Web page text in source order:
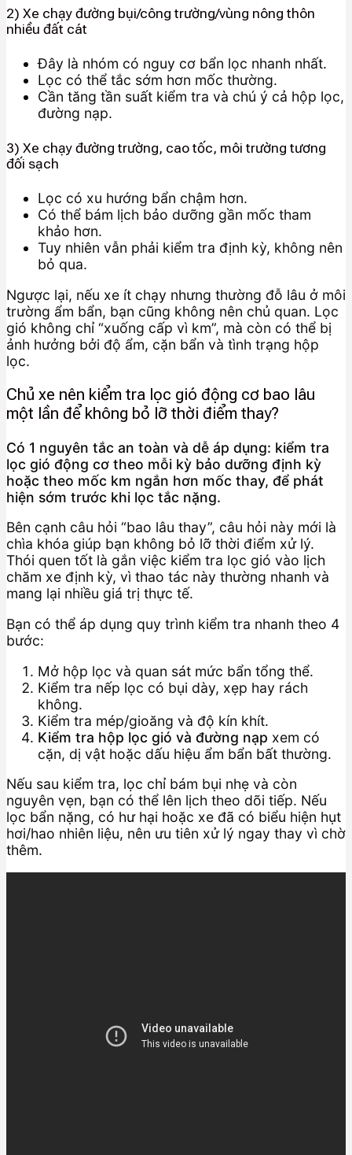
2) Xe chạy đường bụi/công trường/vùng nông thôn
nhiều đất cát
Đây là nhóm có nguy cơ bẩn lọc nhanh nhất.
Lọc có thể tắc sớm hơn mốc thường.
Cần tăng tần suất kiểm tra và chú ý cả hộp lọc,
đường nạp.
3) Xe chạy đường trường, cao tốc, môi trường tương
đối sạch
Lọc có xu hướng bẩn chậm hơn.
Có thể bám lịch bảo dưỡng gần mốc tham
khảo hơn.
Tuy nhiên vẫn phải kiểm tra định kỳ, không nên
bỏ qua.
Ngược lại, nếu xe ít chạy nhưng thường đỗ lâu ở môi
trường ẩm bẩn, bạn cũng không nên chủ quan. Lọc
gió không chỉ “xuống cấp vì km”, mà còn có thể bị
ảnh hưởng bởi độ ẩm, cặn bẩn và tình trạng hộp
lọc.
Chủ xe nên kiểm tra lọc gió động cơ bao lâu
một lần để không bỏ lỡ thời điểm thay?
Có 1 nguyên tắc an toàn và dễ áp dụng: kiểm tra
lọc gió động cơ theo mỗi kỳ bảo dưỡng định kỳ
hoặc theo mốc km ngắn hơn mốc thay, để phát
hiện sớm trước khi lọc tắc nặng.
Bên cạnh câu hỏi “bao lâu thay”, câu hỏi này mới là
chìa khóa giúp bạn không bỏ lỡ thời điểm xử lý.
Thói quen tốt là gắn việc kiểm tra lọc gió vào lịch
chăm xe định kỳ, vì thao tác này thường nhanh và
mang lại nhiều giá trị thực tế.
Bạn có thể áp dụng quy trình kiểm tra nhanh theo 4
bước:
Mở hộp lọc và quan sát mức bẩn tổng thể.
Kiểm tra nếp lọc có bụi dày, xẹp hay rách
không.
Kiểm tra mép/gioăng và độ kín khít.
Kiểm tra hộp lọc gió và đường nạp xem có
cặn, dị vật hoặc dấu hiệu ẩm bẩn bất thường.
Nếu sau kiểm tra, lọc chỉ bám bụi nhẹ và còn
nguyên vẹn, bạn có thể lên lịch theo dõi tiếp. Nếu
lọc bẩn nặng, có hư hại hoặc xe đã có biểu hiện hụt
hơi/hao nhiên liệu, nên ưu tiên xử lý ngay thay vì chờ
thêm.